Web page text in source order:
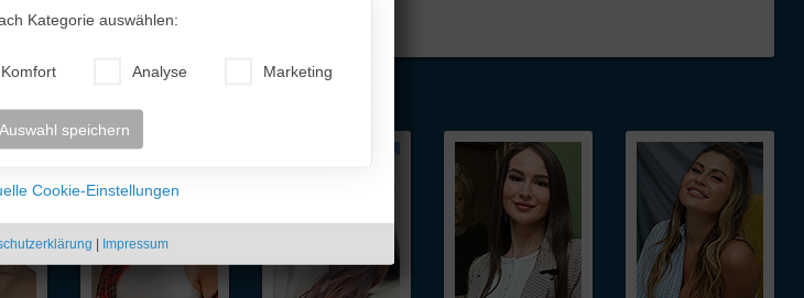
für Dich!
Kategorie auswählen:
Komfort Analyse Marketing
Auswahl speichern
Cookie-Einstellungen
| Impressum